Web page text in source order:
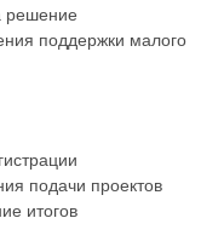
решение
поддержки малого
подачи проектов
итогов